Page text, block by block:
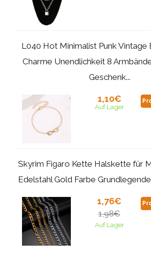
L040 Hot Minimalist Punk Vintage
Charme Unendlichkeit 8
Geschenk...
1,10€
Auf Lager
Skyrim Figaro Kette Halskette für
Edelstahl Gold Farbe Grundlegende
1,76€
1,98€
Auf Lager